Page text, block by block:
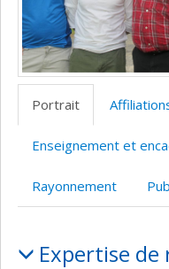
Portrait
Enseignement et
Rayonnement
Expertise de